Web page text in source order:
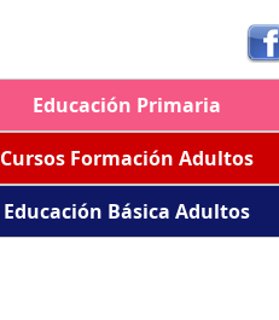
Educación Primaria
Cursos Formación Adultos
Educación Básica Adultos